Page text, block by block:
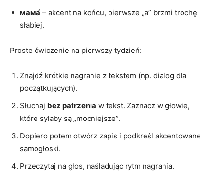
мама́ – akcent na końcu, pierwsze „a” brzmi trochę
słabiej.
Proste ćwiczenie na pierwszy tydzień:
Znajdź krótkie nagranie z tekstem (np. dialog dla
początkujących).
Słuchaj bez patrzenia w tekst. Zaznacz w głowie,
które sylaby są „mocniejsze”.
Dopiero potem otwórz zapis i podkreśl akcentowane
samogłoski.
Przeczytaj na głos, naśladując rytm nagrania.